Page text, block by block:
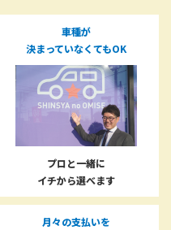
車種が
決まっていなくてもOK
プロと一緒に
イチから選べます
月々の支払いを